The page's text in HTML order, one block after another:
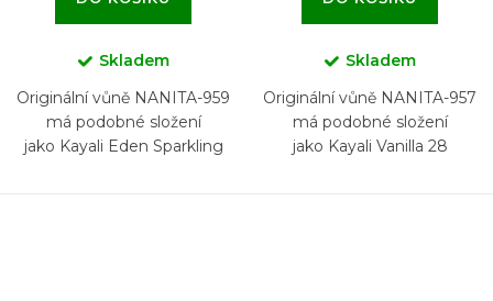
Skladem
Originální vůně NANITA-959
má podobné složení
jako Kayali Eden Sparkling
Skladem
Originální vůně NANITA-957
má podobné složení
jako Kayali Vanilla 28